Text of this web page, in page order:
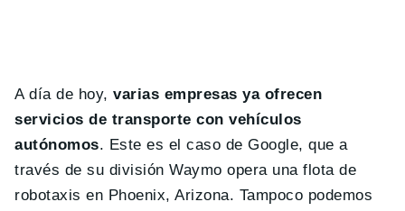
A día de hoy,varias empresas ya ofrecen
servicios de transporte con vehículos
autónomos. Este es el caso de Google, que a
través de su división Waymo opera una flota de
robotaxis en Phoenix, Arizona. Tampoco podemos